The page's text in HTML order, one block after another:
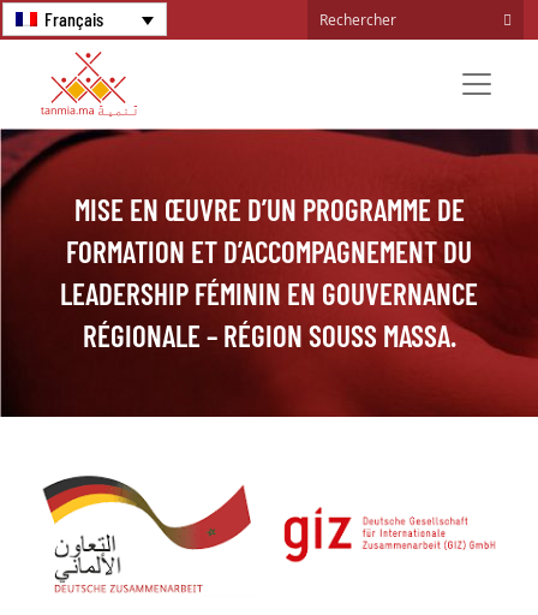
Français
MISE EN ŒUVRE D’UN PROGRAMME DE
FORMATION ET D’ACCOMPAGNEMENT DU
LEADERSHIP FÉMININ EN GOUVERNANCE
RÉGIONALE – RÉGION SOUSS MASSA.